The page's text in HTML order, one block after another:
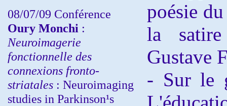
08/07/09 Conférence
Oury Monchi :
Neuroimagerie
fonctionnelle des
connexions fronto-
striatales : Neuroimaging
studies in Parkinson¹s
poésie
la
Gustave
- Sur le